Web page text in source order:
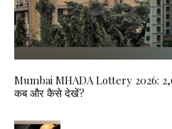
Mumbai MHADA Lottery 2026:
कब और कैसे देखें?